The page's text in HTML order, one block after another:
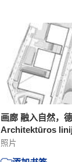
画廊 融入自然，
Architektūros
照片